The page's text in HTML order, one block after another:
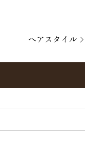
ヘアスタイル